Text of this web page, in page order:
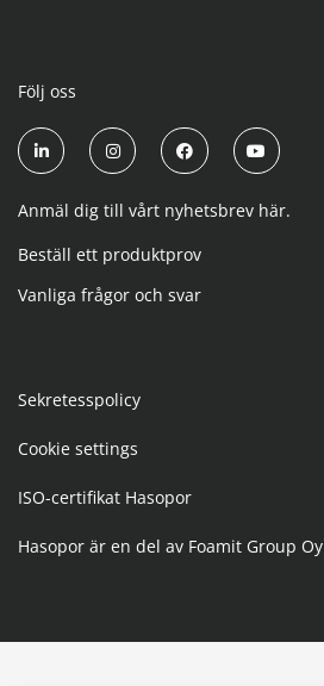
Följ oss
Anmäl dig till vårt nyhetsbrev här.
Beställ ett produktprov
Vanliga frågor och svar
Sekretesspolicy
Cookie settings
ISO-certifikat Hasopor
Hasopor är en del av Foamit Group Oy